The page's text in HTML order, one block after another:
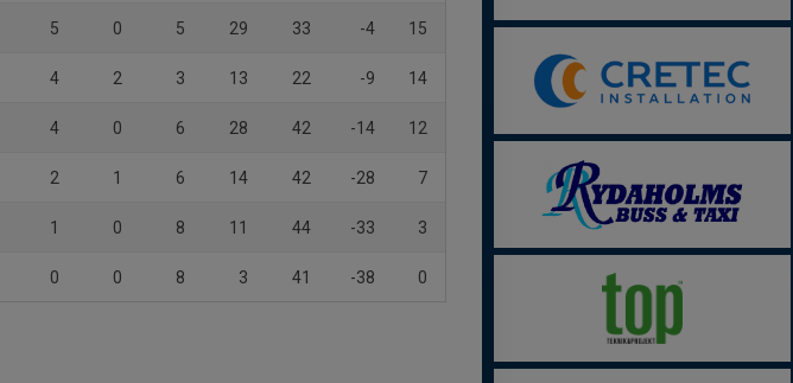
5 0 5 29 33 -4 15
4 2 3 13 22 -9 14
4 0 6 28 42 -14 12
2 1 6 14 42 -28 7
1 0 8 11 44 -33 3
0 0 8 3 41 -38 0